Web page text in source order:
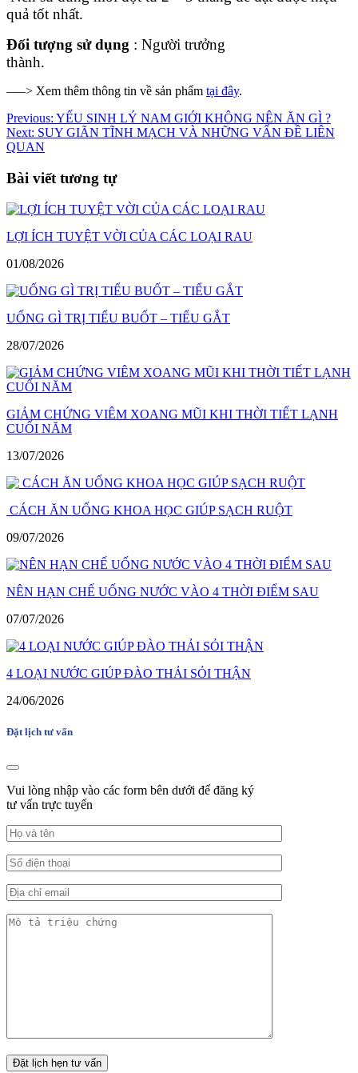
quả tốt nhất.
Đối tượng sử dụng : Người trưởng
thành.
—–> Xem thêm thông tin về sản phẩm tại đây.
Điều
hướng
viết
Previous: YẾU SINH LÝ NAM GIỚI KHÔNG NÊN ĂN GÌ ?
Next: SUY GIÃN TĨNH MẠCH VÀ NHỮNG VẤN ĐỀ LIÊN
QUAN
Bài viết tương tự
LỢI ÍCH TUYỆT VỜI CỦA CÁC LOẠI RAU
01/08/2026
UỐNG GÌ TRỊ TIỂU BUỐT – TIỂU GẮT
28/07/2026
GIẢM CHỨNG VIÊM XOANG MŨI KHI THỜI TIẾT LẠNH
CUỐI NĂM
13/07/2026
CÁCH ĂN UỐNG KHOA HỌC GIÚP SẠCH RUỘT
09/07/2026
NÊN HẠN CHẾ UỐNG NƯỚC VÀO 4 THỜI ĐIỂM SAU
07/07/2026
4 LOẠI NƯỚC GIÚP ĐÀO THẢI SỎI THẬN
24/06/2026
Đặt lịch tư vấn
Vui lòng nhập vào các form bên dưới để đăng ký
tư vấn trực tuyến